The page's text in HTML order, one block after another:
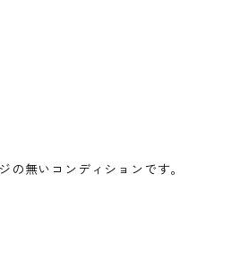
の無いコンディションです。